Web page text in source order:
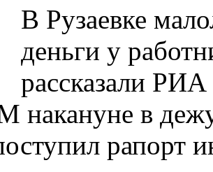
В Рузаевке
деньги у
рассказали
в
рапорт